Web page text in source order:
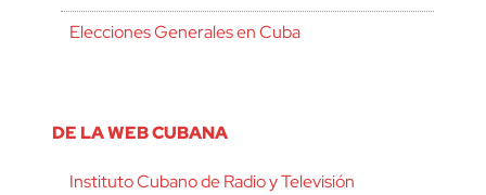
Elecciones Generales en Cuba
DE LA WEB CUBANA
Instituto Cubano de Radio y Televisión